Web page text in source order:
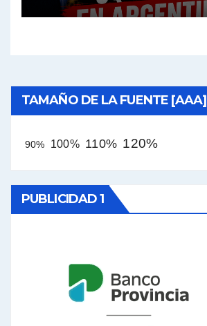
TAMAÑO DE LA FUENTE [AAA]
90% 100% 110% 120%
PUBLICIDAD 1